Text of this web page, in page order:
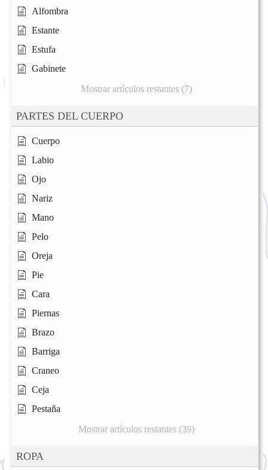
Alfombra
Estante
Estufa
Gabinete
Mostrar artículos restantes (7)
PARTES DEL CUERPO
Cuerpo
Labio
Ojo
Nariz
Mano
Pelo
Oreja
Pie
Cara
Piernas
Brazo
Barriga
Craneo
Ceja
Pestaña
Mostrar artículos restantes (39)
ROPA